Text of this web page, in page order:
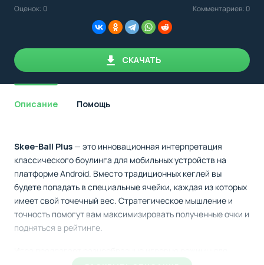
необходимые
Оценок: 0 Комментариев: 0
СКАЧАТЬ
Описание Помощь
Skee-Ball Plus— это инновационная интерпретация
классического боулинга для мобильных устройств на
платформе Android. Вместо традиционных кеглей вы
будете попадать в специальные ячейки, каждая из которых
имеет свой точечный вес. Стратегическое мышление и
точность помогут вам максимизировать полученные очки и
подняться в рейтинге.